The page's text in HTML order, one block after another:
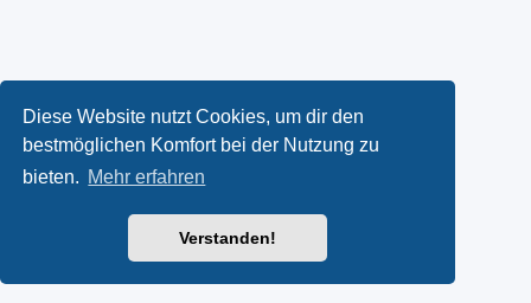
Diese Website nutzt Cookies, um dir den
bestmöglichen Komfort bei der Nutzung zu
bieten. Mehr erfahren
Verstanden!